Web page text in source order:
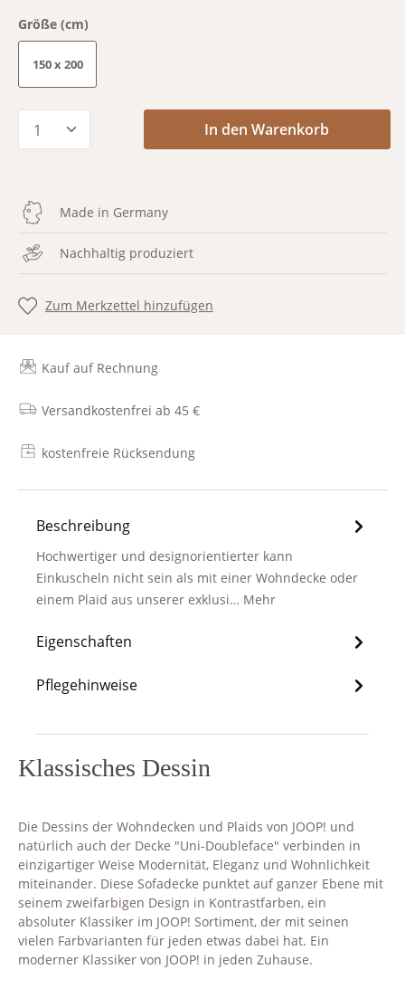
Größe (cm)
150 x 200
Produkt Anzahl: Gib den gewünschten
In den Warenkorb
Made in Germany
Nachhaltig produziert
Zum Merkzettel hinzufügen
Kauf auf Rechnung
Versandkostenfrei ab 45 €
kostenfreie Rücksendung
Beschreibung
Hochwertiger und designorientierter kann
Einkuscheln nicht sein als mit einer Wohndecke oder
einem Plaid aus unserer exklusi… Mehr
Eigenschaften
Pflegehinweise
Klassisches Dessin
Die Dessins der Wohndecken und Plaids von JOOP! und
natürlich auch der Decke "Uni-Doubleface" verbinden in
einzigartiger Weise Modernität, Eleganz und Wohnlichkeit
miteinander. Diese Sofadecke punktet auf ganzer Ebene mit
seinem zweifarbigen Design in Kontrastfarben, ein
absoluter Klassiker im JOOP! Sortiment, der mit seinen
vielen Farbvarianten für jeden etwas dabei hat. Ein
moderner Klassiker von JOOP! in jeden Zuhause.